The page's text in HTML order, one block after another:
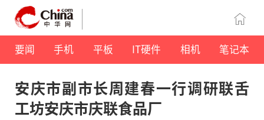
要闻 手机 平板 IT硬件 相机 笔记本
安庆市副市长周建春一行调研联舌
工坊安庆市庆联食品厂